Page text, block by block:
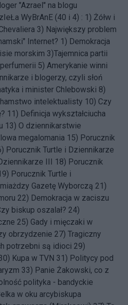
"Azrael" na blogu
WyBrAnE (40 i 4) : 1) Żółw i
3) Największy problem
Internet? 1) Demokracja
morskim 3)Tajemnica partii
5) Amerykanie winni
i blogerzy, czyli słoń
i minister Chlebowski 8)
intelektualisty 10) Czy
11) Definicja wykształciucha
13) O dziennikarstwie
megalomania 15) Porucznik
Porucznik Turtle i Dziennikarze
III 18) Porucznik
Porucznik Turtle i
Gazetę Wyborczą 21)
22) Demokracja w zaciszu
biskup oszalał? 24)
25) Gady i mięczaki w
obrzydzenie 27) Tragiczny
potrzebni są idioci 29)
Kupa w TVN 31) Politycy pod
33) Panie Żakowski, co z
polityka - bandyckie
w oku arcybiskupa